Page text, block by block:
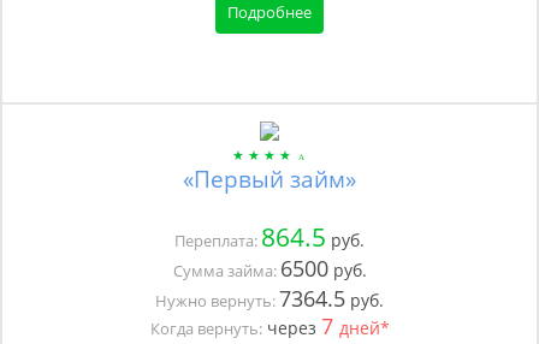
Подробнее
«Первый займ»
Переплата: 864.5 руб.
Сумма займа: 6500руб.
Нужно вернуть:7364.5 руб.
Когда вернуть:через 7 дней*